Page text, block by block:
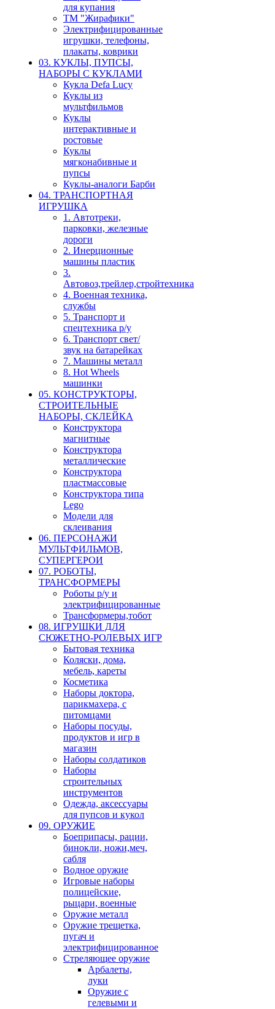
для купания
ТМ "Жирафики"
Электрифицированные
игрушки, телефоны,
плакаты, коврики
03. КУКЛЫ, ПУПСЫ,
НАБОРЫ С КУКЛАМИ
Кукла Defa Lucy
Куклы из
мультфильмов
Куклы
интерактивные и
ростовые
Куклы
мягконабивные и
пупсы
Куклы-аналоги Барби
04. ТРАНСПОРТНАЯ
ИГРУШКА
1. Автотреки,
парковки, железные
дороги
2. Инерционные
машины пластик
3.
Автовоз,трейлер,стройтехника
4. Военная техника,
службы
5. Транспорт и
спецтехника р/у
6. Транспорт свет/
звук на батарейках
7. Машины металл
8. Hot Wheels
машинки
05. КОНСТРУКТОРЫ,
СТРОИТЕЛЬНЫЕ
НАБОРЫ, СКЛЕЙКА
Конструктора
магнитные
Конструктора
металлические
Конструктора
пластмассовые
Конструктора типа
Lego
Модели для
склеивания
06. ПЕРСОНАЖИ
МУЛЬТФИЛЬМОВ,
СУПЕРГЕРОИ
07. РОБОТЫ,
ТРАНСФОРМЕРЫ
Роботы р/у и
электрифицированные
Трансформеры,тобот
08. ИГРУШКИ ДЛЯ
СЮЖЕТНО-РОЛЕВЫХ ИГР
Бытовая техника
Коляски, дома,
мебель, кареты
Косметика
Наборы доктора,
парикмахера, с
питомцами
Наборы посуды,
продуктов и игр в
магазин
Наборы солдатиков
Наборы
строительных
инструментов
Одежда, аксессуары
для пупсов и кукол
09. ОРУЖИЕ
Боеприпасы, рации,
бинокли, ножи,меч,
сабля
Водное оружие
Игровые наборы
полицейские,
рыцари, военные
Оружие металл
Оружие трещетка,
пугач и
электрифицированное
Стреляющее оружие
Арбалеты,
луки
Оружие с
гелевыми и